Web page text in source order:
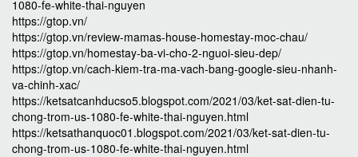
1080-fe-white-thai-nguyen
https://gtop.vn/
https://gtop.vn/review-mamas-house-homestay-moc-chau/
https://gtop.vn/homestay-ba-vi-cho-2-nguoi-sieu-dep/
https://gtop.vn/cach-kiem-tra-ma-vach-bang-google-sieu-nhanh-
va-chinh-xac/
https://ketsatcanhducso5.blogspot.com/2021/03/ket-sat-dien-tu-
chong-trom-us-1080-fe-white-thai-nguyen.html
https://ketsathanquoc01.blogspot.com/2021/03/ket-sat-dien-tu-
chong-trom-us-1080-fe-white-thai-nguyen.html